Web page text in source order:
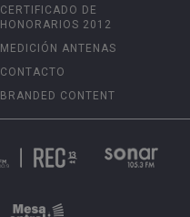
CERTIFICADO DE
HONORARIOS 2012
MEDICIÓN ANTENAS
CONTACTO
BRANDED CONTENT